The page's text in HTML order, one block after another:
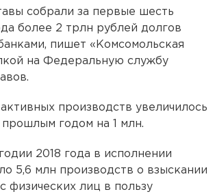
собрали за первые шесть
более 2 трлн рублей долгов
пишет «Комсомольская
на Федеральную службу
производств увеличилось
годом на 1 млн.
2018 года в исполнении
5,6 млн производств о взыскании
физических лиц в пользу